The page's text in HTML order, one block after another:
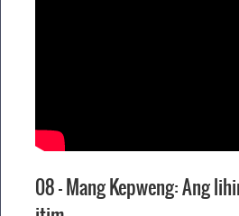
08 – Mang Kepweng: Ang